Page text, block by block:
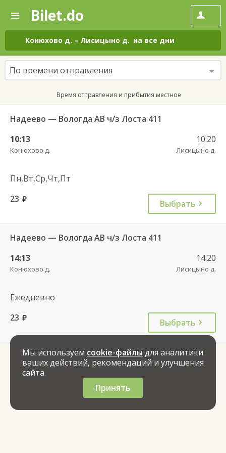
—
Поиск
и
покупка
билетов
на
автобус
онлайн
Bilet.do
Конюхово д. – Лисицыно д. на все дни
По времени отправления
Время отправления и прибытия местное
Надеево — Вологда АВ ч/з Лоста 411
10:13
Конюхово д.
10:20
Лисицыно д.
Пн,Вт,Ср,Чт,Пт
23 руб. Выбрать
Надеево — Вологда АВ ч/з Лоста 411
14:13
Конюхово д.
14:20
Лисицыно д.
Ежедневно
23 руб. Выбрать
Мы используем cookie-файлы для аналитики
ваших действий, рекомендаций и улучшения
сайта.
Принять